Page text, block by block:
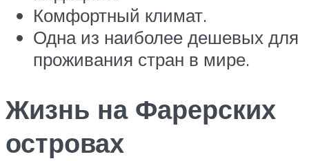
Комфортный климат.
Одна из наиболее дешевых для
проживания стран в мире.
Жизнь на Фарерских
островах